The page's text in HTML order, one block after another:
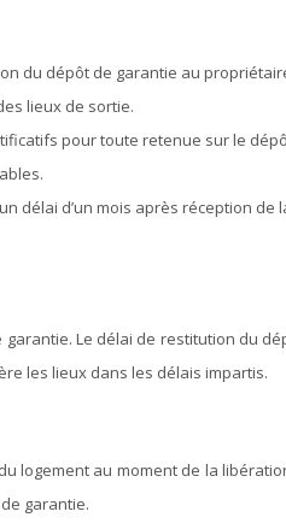
du dépôt de garantie au
lieux de sortie.
pour toute retenue sur le
délai d’un mois après réception
Le délai de restitution du
les lieux dans les délais impartis.
logement au moment de la
garantie.